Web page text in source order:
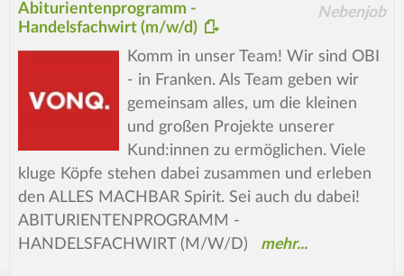
Nebenjob
Abiturientenprogramm -
Handelsfachwirt (m/w/d)
Komm in unser Team! Wir sind OBI
- in Franken. Als Team geben wir
gemeinsam alles, um die kleinen
und großen Projekte unserer
Kund:innen zu ermöglichen. Viele
kluge Köpfe stehen dabei zusammen und erleben
den ALLES MACHBAR Spirit. Sei auch du dabei!
ABITURIENTENPROGRAMM -
HANDELSFACHWIRT (M/W/D)